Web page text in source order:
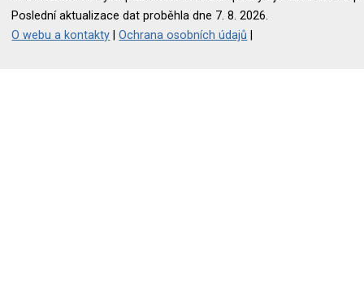
Poslední aktualizace dat proběhla dne 7. 8. 2026.
O webu a kontakty |Ochrana osobních údajů